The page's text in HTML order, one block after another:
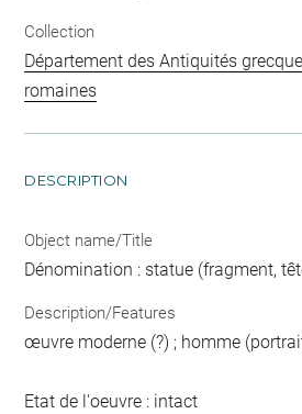
Collection
Département des Antiquités
romaines
DESCRIPTION
Object name/Title
Dénomination : statue (fragment,
Description/Features
œuvre moderne (?) ; homme
Etat de l'oeuvre : intact